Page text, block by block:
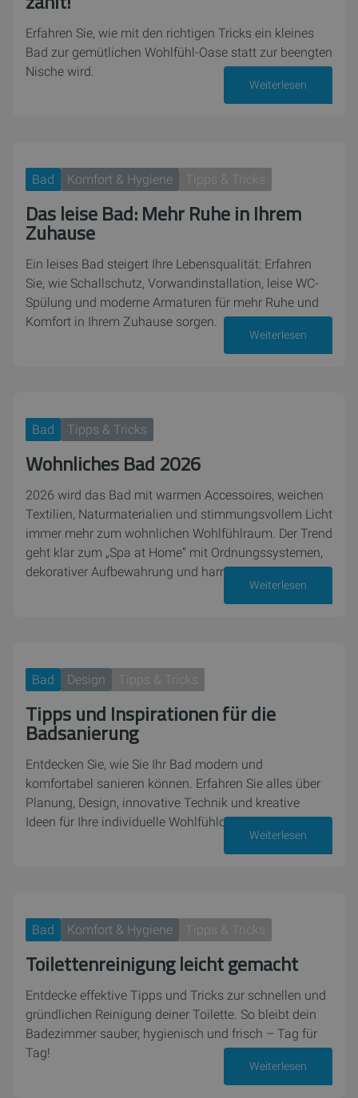
Erfahren Sie, wie mit den richtigen Tricks ein kleines
Bad zur gemütlichen Wohlfühl-Oase statt zur beengten
Nische wird.
Weiterlesen
Bad Komfort & Hygiene Tipps & Tricks
Das leise Bad: Mehr Ruhe in Ihrem
Zuhause
Ein leises Bad steigert Ihre Lebensqualität: Erfahren
Sie, wie Schallschutz, Vorwandinstallation, leise WC-
Spülung und moderne Armaturen für mehr Ruhe und
Komfort in Ihrem Zuhause sorgen.
Weiterlesen
Bad Tipps & Tricks
Wohnliches Bad 2026
2026 wird das Bad mit warmen Accessoires, weichen
Textilien, Naturmaterialien und stimmungsvollem Licht
immer mehr zum wohnlichen Wohlfühlraum. Der Trend
geht klar zum „Spa at Home“ mit Ordnungssystemen,
dekorativer Aufbewahrung und harmonischen…
Weiterlesen
Bad Design Tipps & Tricks
Tipps und Inspirationen für die
Badsanierung
Entdecken Sie, wie Sie Ihr Bad modern und
komfortabel sanieren können. Erfahren Sie alles über
Planung, Design, innovative Technik und kreative
Ideen für Ihre individuelle Wohlfühloase.
Weiterlesen
Bad Komfort & Hygiene Tipps & Tricks
Toilettenreinigung leicht gemacht
Entdecke effektive Tipps und Tricks zur schnellen und
gründlichen Reinigung deiner Toilette. So bleibt dein
Badezimmer sauber, hygienisch und frisch – Tag für
Tag!
Weiterlesen